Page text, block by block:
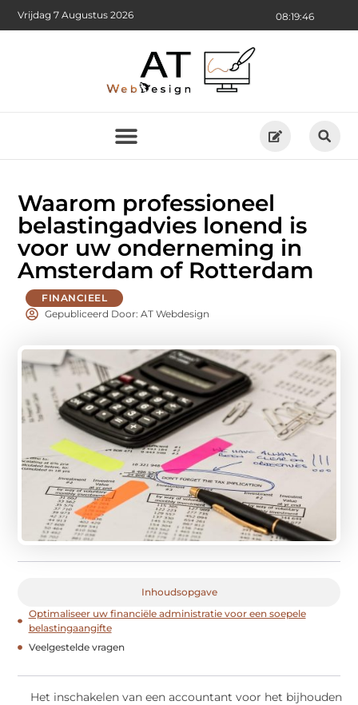
08:19:47
Vrijdag 7 Augustus 2026
Waarom professioneel
belastingadvies lonend is
voor uw onderneming in
Amsterdam of Rotterdam
FINANCIEEL
Gepubliceerd Door: AT Webdesign
Inhoudsopgave
Optimaliseer uw financiële administratie voor een soepele
belastingaangifte
Veelgestelde vragen
Het inschakelen van een accountant voor het bijhouden